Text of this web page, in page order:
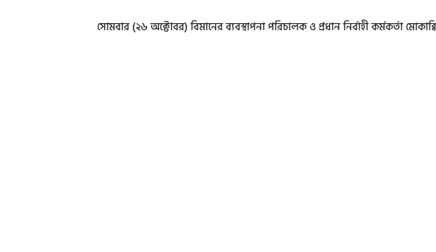
সোমবার (২৬ অক্টোবর) বিমানের ব্যবস্থাপনা পরিচালক ও প্রধান নির্বাহী কর্মকর্তা